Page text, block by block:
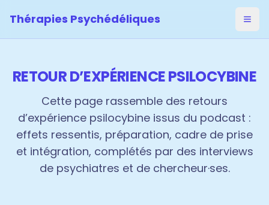
Thérapies Psychédéliques
RETOUR D’EXPÉRIENCE PSILOCYBINE
Cette page rassemble des retours
d’expérience psilocybine issus du podcast :
effets ressentis, préparation, cadre de prise
et intégration, complétés par des interviews
de psychiatres et de chercheur·ses.